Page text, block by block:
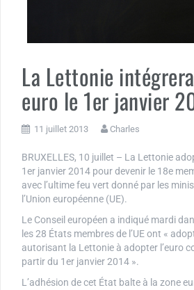
La Lettonie
euro le 1er janvier
11 juillet 2013 Charles
BRUXELLES, 10 juillet – La Lettonie
1er janvier 2014 pour devenir le 18e
avec l’ultime feu vert donné par les
l’Union européenne (UE).
Le Conseil européen a indiqué mardi
les 28 États membres de l’UE ont «
autorisant la Lettonie à adopter l’euro
partir du 1er janvier 2014 ».
L’adhésion de cet État balte à la zone